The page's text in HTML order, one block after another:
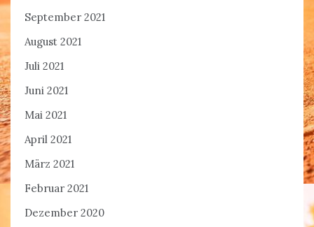
September 2021
August 2021
Juli 2021
Juni 2021
Mai 2021
April 2021
März 2021
Februar 2021
Dezember 2020